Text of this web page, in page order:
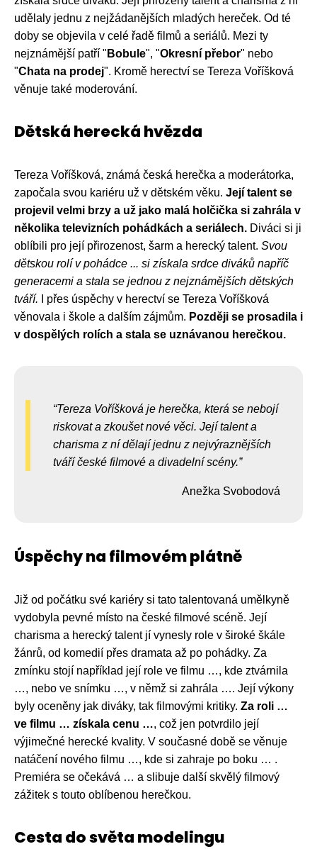
udělaly jednu z nejžádanějších mladých hereček. Od té
doby se objevila v celé řadě filmů a seriálů. Mezi ty
nejznámější patří " Bobule", "Okresní přebor" nebo
"Chata na prodej". Kromě herectví se Tereza Voříšková
věnuje také moderování.
Dětská herecká hvězda
Tereza Voříšková, známá česká herečka a moderátorka,
započala svou kariéru už v dětském věku. Její talent se
projevil velmi brzy a už jako malá holčička si zahrála v
několika televizních pohádkách a seriálech. Diváci si ji
oblíbili pro její přirozenost, šarm a herecký talent. Svou
dětskou rolí v pohádce ... si získala srdce diváků napříč
generacemi a stala se jednou z nejznámějších dětských
tváří. I přes úspěchy v herectví se Tereza Voříšková
věnovala i škole a dalším zájmům. Později se prosadila i
v dospělých rolích a stala se uznávanou herečkou.
Tereza Voříšková je herečka, která se nebojí
riskovat a zkoušet nové věci. Její talent a
charisma z ní dělají jednu z nejvýraznějších
tváří české filmové a divadelní scény.
Anežka Svobodová
Úspěchy na filmovém plátně
Již od počátku své kariéry si tato talentovaná umělkyně
vydobyla pevné místo na české filmové scéně. Její
charisma a herecký talent jí vynesly role v široké škále
žánrů, od komedií přes dramata až po pohádky. Za
zmínku stojí například její role ve filmu …, kde ztvárnila
…, nebo ve snímku …, v němž si zahrála …. Její výkony
byly oceněny jak diváky, tak filmovými kritiky. Za roli …
ve filmu … získala cenu …, což jen potvrdilo její
výjimečné herecké kvality. V současné době se věnuje
natáčení nového filmu …, kde si zahraje po boku … .
Premiéra se očekává … a slibuje další skvělý filmový
zážitek s touto oblíbenou herečkou.
Cesta do světa modelingu